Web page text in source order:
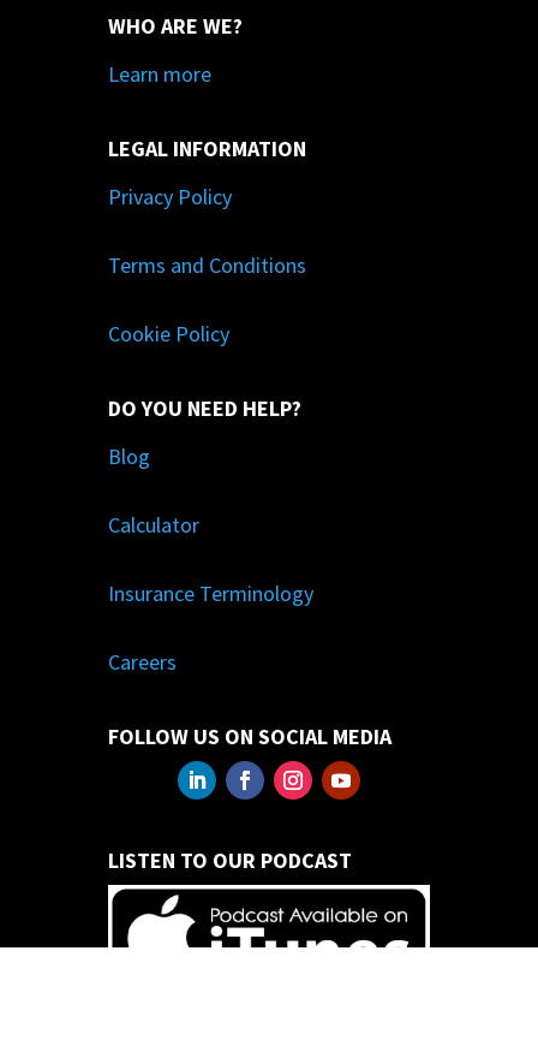
WHO ARE WE?
Learn more
LEGAL INFORMATION
Privacy Policy
Terms and Conditions
Cookie Policy
DO YOU NEED HELP?
Blog
Calculator
Insurance Terminology
Careers
FOLLOW US ON SOCIAL MEDIA
LISTEN TO OUR PODCAST